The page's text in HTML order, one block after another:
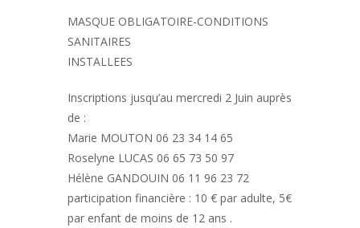
MASQUE OBLIGATOIRE-CONDITIONS
SANITAIRES
INSTALLEES
Inscriptions jusqu’au mercredi 2 Juin auprès
de :
Marie MOUTON 06 23 34 14 65
Roselyne LUCAS 06 65 73 50 97
Hélène GANDOUIN 06 11 96 23 72
participation financière : 10 € par adulte, 5€
par enfant de moins de 12 ans .